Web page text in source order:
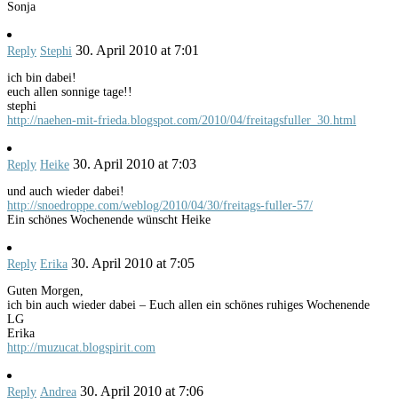
Sonja
Reply Stephi 30. April 2010 at 7:01
ich bin dabei!
euch allen sonnige tage!!
stephi
http://naehen-mit-frieda.blogspot.com/2010/04/freitagsfuller_30.html
Reply Heike 30. April 2010 at 7:03
und auch wieder dabei!
http://snoedroppe.com/weblog/2010/04/30/freitags-fuller-57/
Ein schönes Wochenende wünscht Heike
Reply Erika 30. April 2010 at 7:05
Guten Morgen,
ich bin auch wieder dabei – Euch allen ein schönes ruhiges Wochenende
LG
Erika
http://muzucat.blogspirit.com
Reply Andrea 30. April 2010 at 7:06